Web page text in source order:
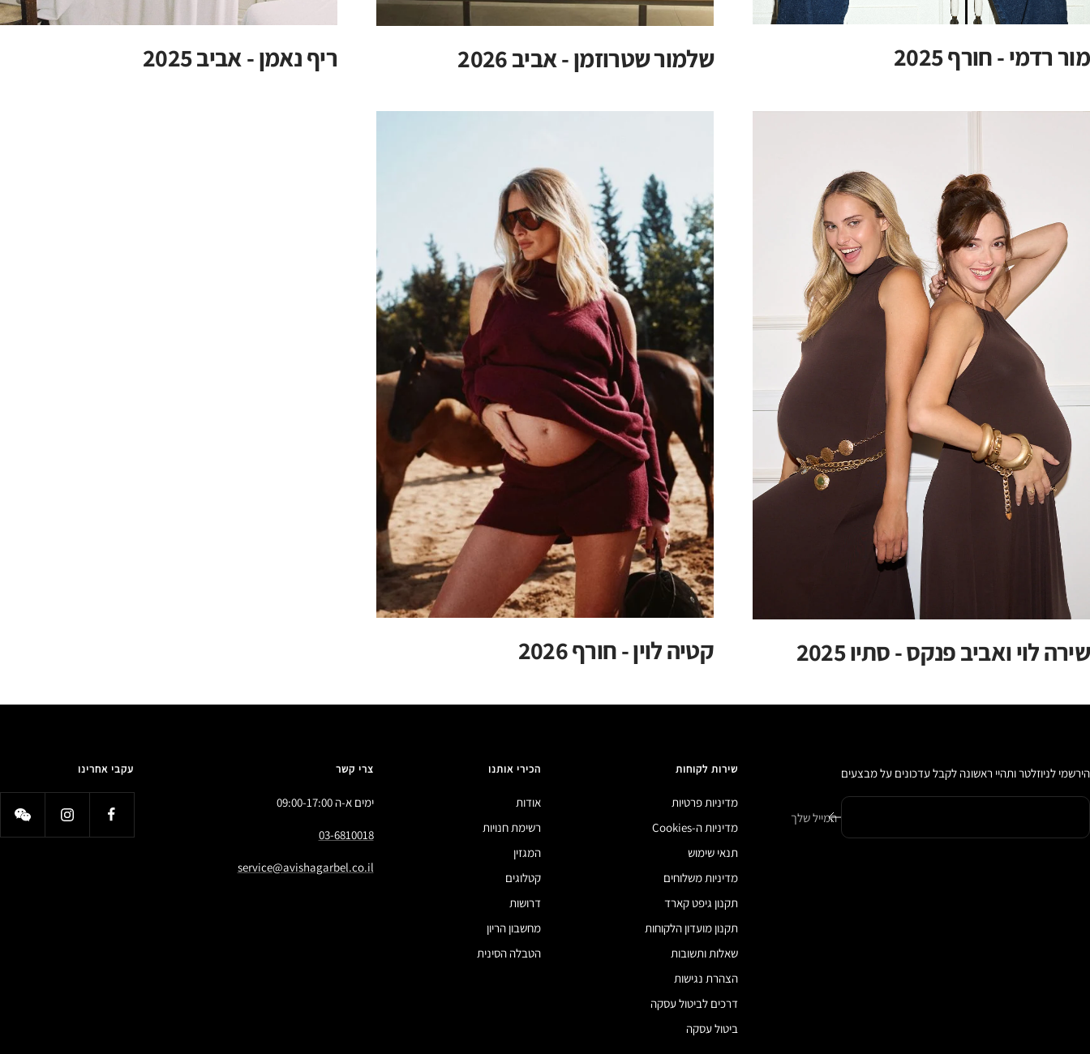
מור רדמי - חורף 2025 שלמור שטרוזמן - אביב 2026 ריף נאמן - אביב 2025
שירה לוי ואביב פנקס - סתיו 2025 קטיה לוין - חורף 2026
הירשמי לניוזלטר ותהיי ראשונה לקבל עדכונים על מבצעים
המייל שלך
שירות לקוחות
מדיניות פרטיות
מדיניות ה-Cookies
תנאי שימוש
מדיניות משלוחים
תקנון גיפט קארד
תקנון מועדון הלקוחות
שאלות ותשובות
הצהרת נגישות
דרכים לביטול עסקה
ביטול עסקה
הכירי אותנו
אודות
רשימת חנויות
המגזין
קטלוגים
דרושות
מחשבון הריון
הטבלה הסינית
צרי קשר
ימים א-ה 09:00-17:00
03-6810018
service@avishagarbel.co.il
עקבי אחרינו